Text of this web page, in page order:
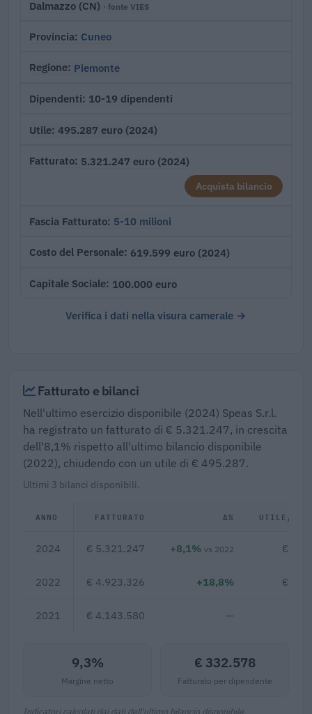
Dalmazzo (CN) · fonte VIES
Provincia Cuneo
Regione Piemonte
Dipendenti 10-19 dipendenti
Utile 495.287 euro (2024)
Fatturato 5.321.247 euro (2024)
Acquista bilancio
Fascia Fatturato 5-10 milioni
Costo del Personale 619.599 euro (2024)
Capitale Sociale 100.000 euro
Verifica i dati nella visura camerale →
Fatturato e bilanci
Nell'ultimo esercizio disponibile (2024) Speas S.r.l.
ha registrato un fatturato di € 5.321.247, in crescita
dell'8,1% rispetto all'ultimo bilancio disponibile
(2022), chiudendo con un utile di € 495.287.
Ultimi 3 bilanci disponibili.
ANNO FATTURATO Δ% UTILE/
2024 € 5.321.247 +8,1% vs 2022 €
2022 € 4.923.326 +18,8% €
2021 € 4.143.580 —
9,3%
Margine netto
€ 332.578
Fatturato per dipendente
Indicatori calcolati dai dati dell'ultimo bilancio disponibile.